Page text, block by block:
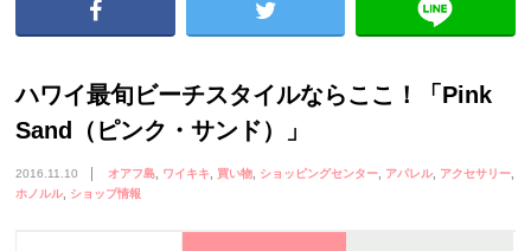
ハワイ最旬ビーチスタイルならここ！「Pink
Sand（ピンク・サンド）」
2016.11.10 オアフ島 ワイキキ 買い物 ショッピングセンター アパレル
アクセサリー
ホノルル ショップ情報